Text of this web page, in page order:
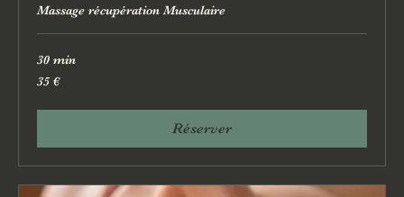
Massage récupération Musculaire
30 min
35
euros
35 €
Réserver